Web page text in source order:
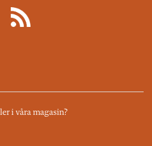
i våra magasin?